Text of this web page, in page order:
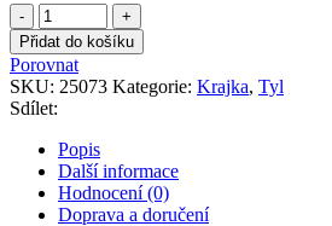
Tyl
bílý,
vyšívaný
smetanovou
nití
množství
Přidat do košíku
Porovnat
SKU: 25073 Kategorie: Krajka, Tyl
Sdílet:
Popis
Další informace
Hodnocení (0)
Doprava a doručení